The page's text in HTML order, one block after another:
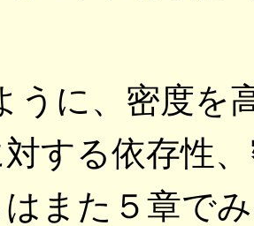
うに、密度を
する依存性
また５章で